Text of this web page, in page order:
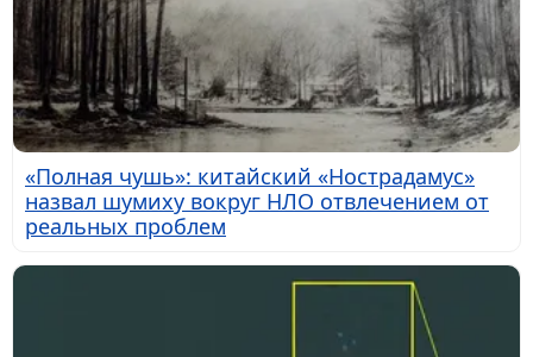
«Полная чушь»: китайский «Нострадамус»
назвал шумиху вокруг НЛО отвлечением от
реальных проблем